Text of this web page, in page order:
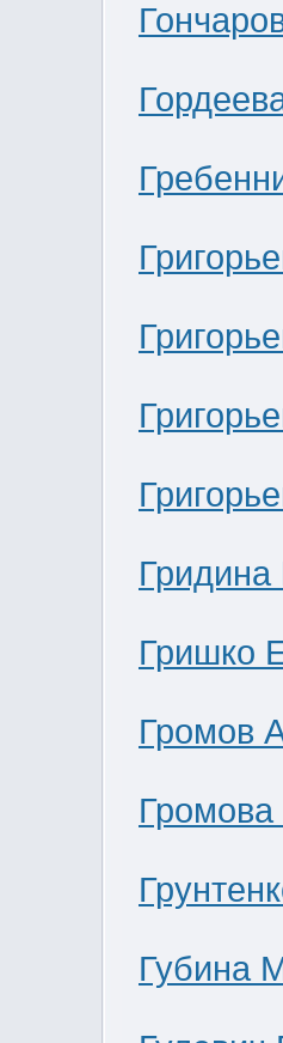
Гришко
Громов
Губина